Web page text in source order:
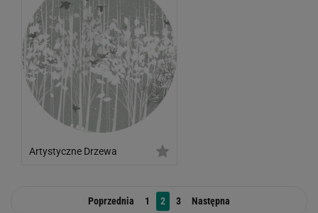
Artystyczne Drzewa
Poprzednia 1 2 3 Następna